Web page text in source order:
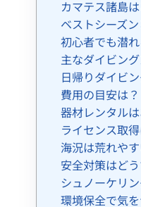
カマテス諸島
ベストシーズ
初心者でも潜れ
主なダイビン
日帰りダイビ
費用の目安は？
器材レンタル
ライセンス取
海況は荒れや
安全対策はど
シュノーケリ
環境保全で気